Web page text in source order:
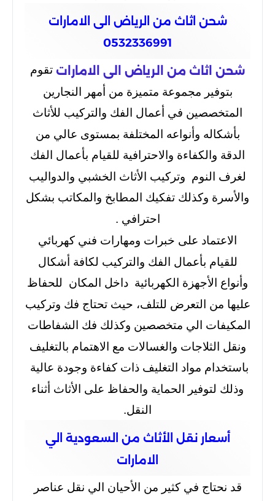
شحن اثاث من الرياض الى الامارات
0532336991
شحن اثاث من الرياض الى الامارات تقوم
بتوفير مجموعة متميزة من أمهر النجارين
المتخصصين في أعمال الفك والتركيب للأثاث
بأشكاله وأنواعه المختلفة بمستوى عالي من
الدقة والكفاءة والاحترافية للقيام بأعمال الفك
لغرف النوم وتركيب الأثاث الخشبي والدواليب
والأسرة وكذلك تفكيك المطابخ والمكاتب بشكل
احترافي .
الاعتماد على خبرات ومهارات فني كهربائي
للقيام بأعمال الفك والتركيب لكافة أشكال
وأنواع الأجهزة الكهربائية داخل المكان للحفاظ
عليها من التعرض للتلف، حيث تحتاج فك وتركيب
المكيفات الي متخصصين وكذلك فك الشفاطات
ونقل الثلاجات والغسالات مع الاهتمام بالتغليف
باستخدام مواد التغليف ذات كفاءة وجودة عالية
وذلك لتوفير الحماية والحفاظ على الأثاث أثناء
النقل.
أسعار نقل الأثاث من السعودية الي
الامارات
قد نحتاج في كثير من الأحيان الي نقل عناصر